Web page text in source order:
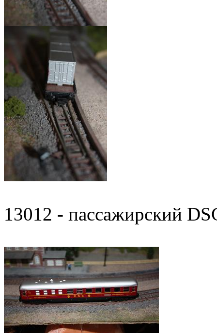
13012 - пассажирский